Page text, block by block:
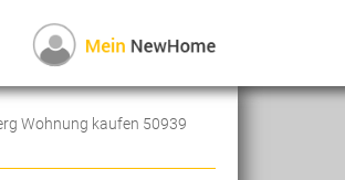
Wohnung kaufen 50939